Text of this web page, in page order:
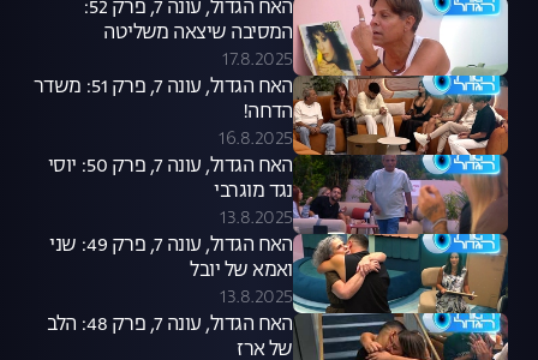
האח הגדול, עונה 7, פרק 52:
המסיבה שיצאה משליטה
17.8.2025
האח הגדול, עונה 7, פרק 51: משדר
הדחה!
16.8.2025
האח הגדול, עונה 7, פרק 50: יוסי
נגד מוגרבי
13.8.2025
האח הגדול, עונה 7, פרק 49: שני
ואמא של יובל
13.8.2025
האח הגדול, עונה 7, פרק 48: הלב
של ארז